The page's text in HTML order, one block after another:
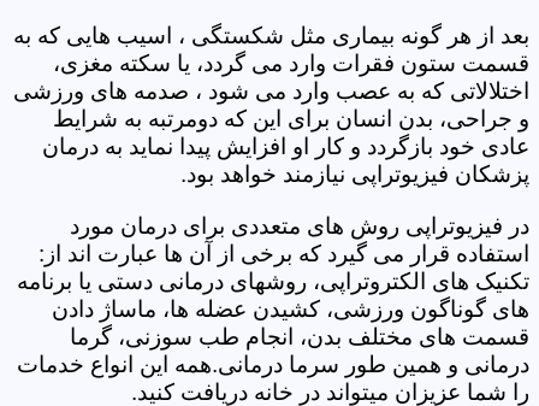
بعد از هر گونه بیماری مثل شکستگی ، اسیب هایی که به
قسمت ستون فقرات وارد می گردد، یا سکته مغزی،
اختلالاتی که به عصب وارد می شود ، صدمه های ورزشی
و جراحی، بدن انسان برای این که دومرتبه به شرایط
عادی خود بازگردد و کار او افزایش پیدا نماید به درمان
پزشکان فیزیوتراپی نیازمند خواهد بود.
در فیزیوتراپی روش های متعددی برای درمان مورد
استفاده قرار می گیرد که برخی از آن ها عبارت اند از:
تکنیک های الکتروتراپی، روشهای درمانی دستی یا برنامه
های گوناگون ورزشی، کشیدن عضله ها، ماساژ دادن
قسمت های مختلف بدن، انجام طب سوزنی، گرما
درمانی و همین طور سرما درمانی.همه این انواع خدمات
را شما عزیزان میتواند در خانه دریافت کنید.